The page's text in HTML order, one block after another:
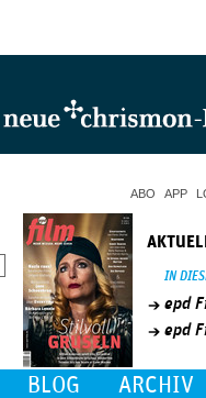
ABO APP
IN
epd
epd
BLOG ARCHIV